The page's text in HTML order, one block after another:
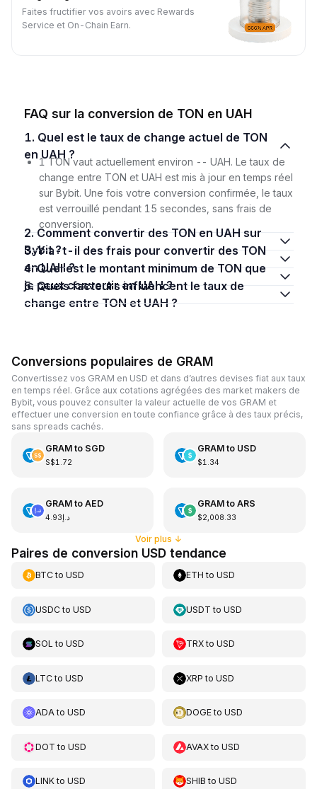
Faites fructifier vos avoirs avec Rewards
Service et On-Chain Earn.
FAQ sur la conversion de TON en UAH
1. Quel est le taux de change actuel de TON
en UAH ?
1 TON vaut actuellement environ -- UAH. Le taux de
change entre TON et UAH est mis à jour en temps réel
sur Bybit. Une fois votre conversion confirmée, le taux
est verrouillé pendant 15 secondes, sans frais de
conversion.
2. Comment convertir des TON en UAH sur
Bybit ?
3. Y a-t-il des frais pour convertir des TON
en UAH ?
4. Quel est le montant minimum de TON que
je peux convertir en UAH ?
5. Quels facteurs influencent le taux de
change entre TON et UAH ?
Conversions populaires de GRAM
Convertissez vos GRAM en USD et dans d’autres devises fiat aux taux
en temps réel. Grâce aux cotations agrégées des market makers de
Bybit, vous pouvez consulter la valeur actuelle de vos GRAM et
effectuer une conversion en toute confiance grâce à des taux précis,
sans spreads cachés.
GRAMto SGD
S$1.72
GRAMto USD
$1.34
GRAMto AED
د.إ4.93
GRAMto ARS
$2,008.33
Voir plus ↓
Paires de conversion USD tendance
BTCto USD ETH toUSD
USDCto USD USDT toUSD
SOL to USD TRXtoUSD
LTCto USD XRP toUSD
ADAto USD DOGEtoUSD
DOT to USD AVAXtoUSD
LINKto USD SHIB toUSD